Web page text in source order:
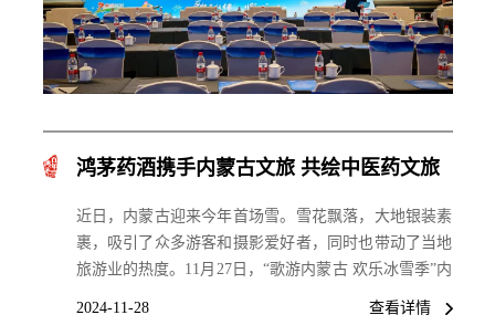
鸿茅药酒携手内蒙古文旅 共绘中医药文旅
近日，内蒙古迎来今年首场雪。雪花飘落，大地银装素
裹，吸引了众多游客和摄影爱好者，同时也带动了当地
旅游业的热度。11月27日，“歌游内蒙古 欢乐冰雪季”内
蒙古冬季旅游推介活动在山西太原拉开帷幕。此次活动
查看详情
2024-11-28